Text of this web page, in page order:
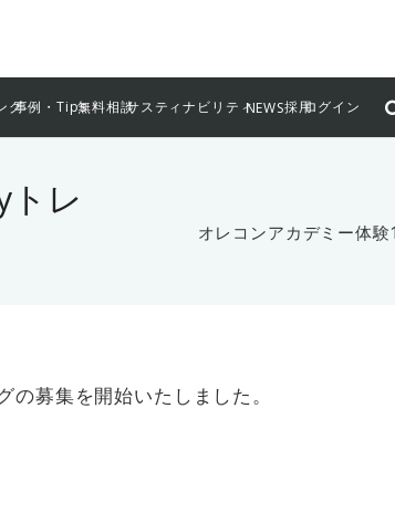
グ事例・Tips無料相談サスティナビリティNEWS採用ログイン
レ
オレコンアカデミー体
募集を開始いたしました。